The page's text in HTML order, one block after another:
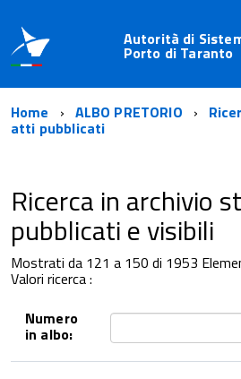
Autorità di
Porto di Taranto
Home ALBO PRETORIO
atti pubblicati
Ricerca in archivio
pubblicati e visibili
Mostrati da 121 a 150 di 1953
Valori ricerca :
Numero
in albo: